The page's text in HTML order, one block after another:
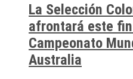
La Selección
afrontará este
Campeonato
Australia